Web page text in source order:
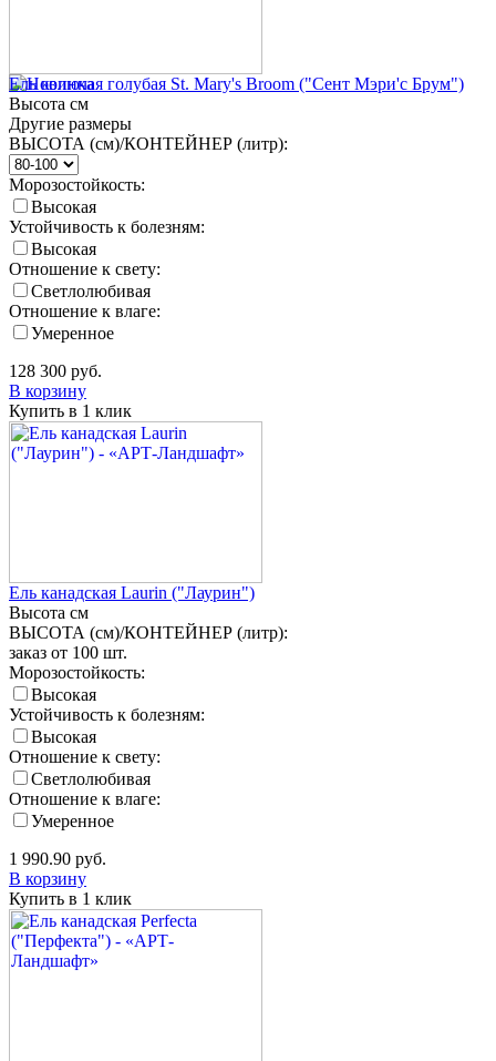
Ель колючая голубая St. Mary's Broom ("Сент Мэри'с Брум")
Высота см
Другие размеры
ВЫСОТА (см)/КОНТЕЙНЕР (литр):
Морозостойкость:
Высокая
Устойчивость к болезням:
Высокая
Отношение к свету:
Светлолюбивая
Отношение к влаге:
Умеренное
128 300 руб.
В корзину
Купить в 1 клик
Ель канадская Laurin ("Лаурин")
Высота см
ВЫСОТА (см)/КОНТЕЙНЕР (литр):
заказ от 100 шт.
Морозостойкость:
Высокая
Устойчивость к болезням:
Высокая
Отношение к свету:
Светлолюбивая
Отношение к влаге:
Умеренное
1 990.90 руб.
В корзину
Купить в 1 клик